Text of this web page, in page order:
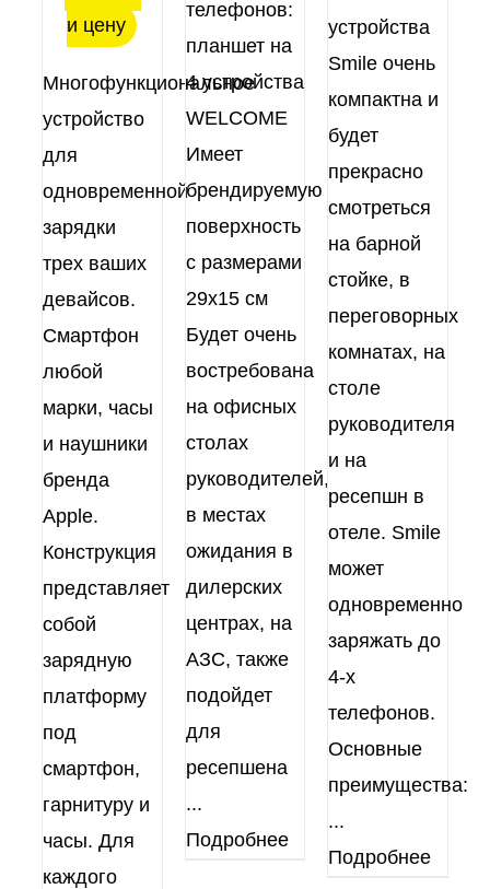
и цену
Многофункциональное
устройство
для
одновременной
зарядки
трех ваших
девайсов.
Смартфон
любой
марки, часы
и наушники
бренда
Apple.
Конструкция
представляет
собой
зарядную
платформу
под
смартфон,
гарнитуру и
часы. Для
каждого
телефонов:
планшет на
4 устройства
WELCOME
Имеет
брендируемую
поверхность
с размерами
29х15 см
Будет очень
востребована
на офисных
столах
руководителей,
в местах
ожидания в
дилерских
центрах, на
АЗС, также
подойдет
для
ресепшена
...
Подробнее
устройства
Smile очень
компактна и
будет
прекрасно
смотреться
на барной
стойке, в
переговорных
комнатах, на
столе
руководителя
и на
ресепшн в
отеле. Smile
может
одновременно
заряжать до
4-х
телефонов.
Основные
преимущества:
...
Подробнее